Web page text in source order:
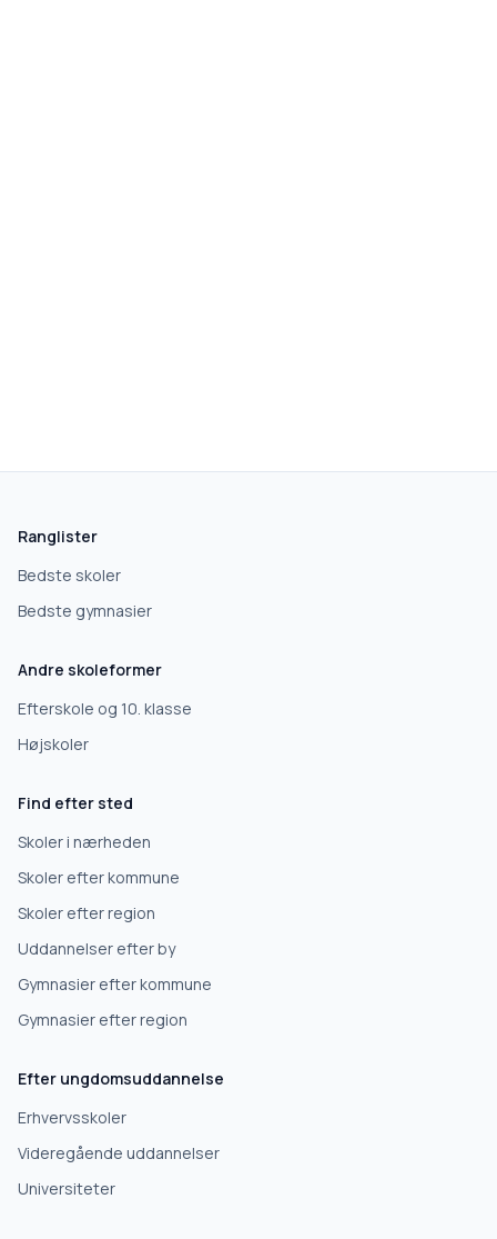
Ranglister
Bedste skoler
Bedste gymnasier
Andre skoleformer
Efterskole og 10. klasse
Højskoler
Find efter sted
Skoler i nærheden
Skoler efter kommune
Skoler efter region
Uddannelser efter by
Gymnasier efter kommune
Gymnasier efter region
Efter ungdomsuddannelse
Erhvervsskoler
Videregående uddannelser
Universiteter